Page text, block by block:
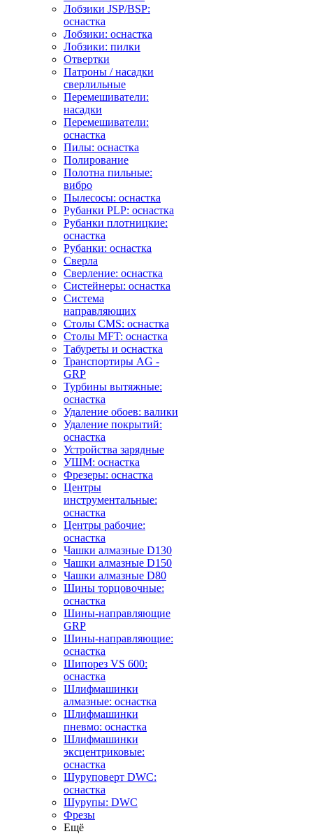
Лобзики JSP/BSP:
оснастка
Лобзики: оснастка
Лобзики: пилки
Отвертки
Патроны / насадки
сверлильные
Перемешиватели:
насадки
Перемешиватели:
оснастка
Пилы: оснастка
Полирование
Полотна пильные:
вибро
Пылесосы: оснастка
Рубанки PLP: оснастка
Рубанки плотницкие:
оснастка
Рубанки: оснастка
Сверла
Сверление: оснастка
Систейнеры: оснастка
Система
направляющих
Столы CMS: оснастка
Столы MFT: оснастка
Табуреты и оснастка
Транспортиры AG -
GRP
Турбины вытяжные:
оснастка
Удаление обоев: валики
Удаление покрытий:
оснастка
Устройства зарядные
УШМ: оснастка
Фрезеры: оснастка
Центры
инструментальные:
оснастка
Центры рабочие:
оснастка
Чашки алмазные D130
Чашки алмазные D150
Чашки алмазные D80
Шины торцовочные:
оснастка
Шины-направляющие
GRP
Шины-направляющие:
оснастка
Шипорез VS 600:
оснастка
Шлифмашинки
алмазные: оснастка
Шлифмашинки
пневмо: оснастка
Шлифмашинки
эксцентриковые:
оснастка
Шуруповерт DWC:
оснастка
Шурупы: DWC
Фрезы
Ещё